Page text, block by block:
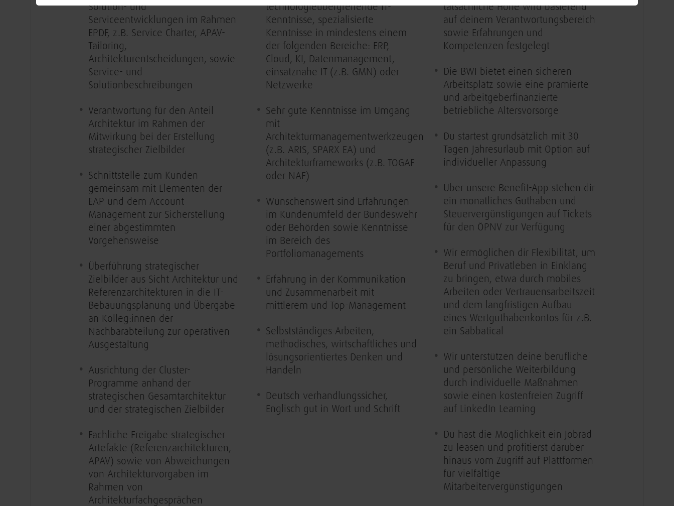
Solution- und
Serviceentwicklungen im Rahmen
EPDF, z.B. Service Charter, APAV-
Tailoring,
Architekturentscheidungen, sowie
Service- und
Solutionbeschreibungen
Verantwortung für den Anteil
Architektur im Rahmen der
Mitwirkung bei der Erstellung
strategischer Zielbilder
Schnittstelle zum Kunden
gemeinsam mit Elementen der
EAP und dem Account
Management zur Sicherstellung
einer abgestimmten
Vorgehensweise
Überführung strategischer
Zielbilder aus Sicht Architektur und
Referenzarchitekturen in die IT-
Bebauungsplanung und Übergabe
an Kolleg:innen der
Nachbarabteilung zur operativen
Ausgestaltung
Ausrichtung der Cluster-
Programme anhand der
strategischen Gesamtarchitektur
und der strategischen Zielbilder
Fachliche Freigabe strategischer
Artefakte (Referenzarchitekturen,
APAV) sowie von Abweichungen
von Architekturvorgaben im
Rahmen von
Architekturfachgesprächen
technologieübergreifende IT-
Kenntnisse, spezialisierte
Kenntnisse in mindestens einem
der folgenden Bereiche: ERP,
Cloud, KI, Datenmanagement,
einsatznahe IT (z.B. GMN) oder
Netzwerke
Sehr gute Kenntnisse im Umgang
mit
Architekturmanagementwerkzeugen
(z.B. ARIS, SPARX EA) und
Architekturframeworks (z.B. TOGAF
oder NAF)
Wünschenswert sind Erfahrungen
im Kundenumfeld der Bundeswehr
oder Behörden sowie Kenntnisse
im Bereich des
Portfoliomanagements
Erfahrung in der Kommunikation
und Zusammenarbeit mit
mittlerem und Top-Management
Selbstständiges Arbeiten,
methodisches, wirtschaftliches und
lösungsorientiertes Denken und
Handeln
Deutsch verhandlungssicher,
Englisch gut in Wort und Schrift
tatsächliche Höhe wird basierend
auf deinem Verantwortungsbereich
sowie Erfahrungen und
Kompetenzen festgelegt
Die BWI bietet einen sicheren
Arbeitsplatz sowie eine prämierte
und arbeitgeberfinanzierte
betriebliche Altersvorsorge
Du startest grundsätzlich mit 30
Tagen Jahresurlaub mit Option auf
individueller Anpassung
Über unsere Benefit-App stehen dir
ein monatliches Guthaben und
Steuervergünstigungen auf Tickets
für den ÖPNV zur Verfügung
Wir ermöglichen dir Flexibilität, um
Beruf und Privatleben in Einklang
zu bringen, etwa durch mobiles
Arbeiten oder Vertrauensarbeitszeit
und dem langfristigen Aufbau
eines Wertguthabenkontos für z.B.
ein Sabbatical
Wir unterstützen deine berufliche
und persönliche Weiterbildung
durch individuelle Maßnahmen
sowie einen kostenfreien Zugriff
auf LinkedIn Learning
Du hast die Möglichkeit ein Jobrad
zu leasen und profitierst darüber
hinaus vom Zugriff auf Plattformen
für vielfältige
Mitarbeitervergünstigungen